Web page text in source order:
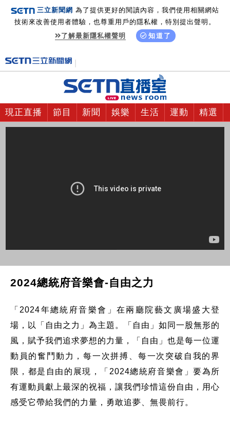
三立新聞網 為了提供更好的閱讀內容，我們使用相關網站
技術來改善使用者體驗，也尊重用戶的隱私權，特別提出聲明。
了解最新隱私權聲明
知道了
現正直播 節目 新聞 娛樂 生活 運動 精選
2024總統府音樂會-自由之力
「2024年總統府音樂會」在兩廳院藝文廣場盛大登
場，以「自由之力」為主題。「自由」如同一股無形的
風，賦予我們追求夢想的力量，「自由」也是每一位運
動員的奮鬥動力，每一次拼搏、每一次突破自我的界
限，都是自由的展現，「2024總統府音樂會」要為所
有運動員獻上最深的祝福，讓我們珍惜這份自由，用心
感受它帶給我們的力量，勇敢追夢、無畏前行。